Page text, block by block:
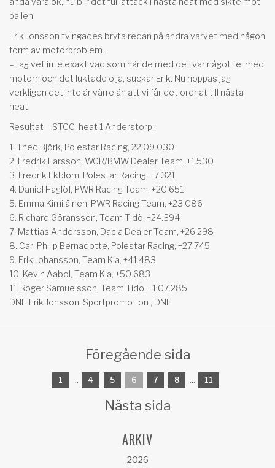
pallen.
Erik Jonsson tvingades bryta redan på andra varvet med någon
form av motorproblem.
– Jag vet inte exakt vad som hände med det var något fel med
motorn och det luktade olja, suckar Erik. Nu hoppas jag
verkligen det inte är värre än att vi får det ordnat till nästa
heat.
Resultat – STCC, heat 1 Anderstorp:
1. Thed Björk, Polestar Racing, 22:09.030
2. Fredrik Larsson, WCR/BMW Dealer Team, +1.530
3. Fredrik Ekblom, Polestar Racing, +7.321
4. Daniel Haglöf, PWR Racing Team, +20.651
5. Emma Kimiläinen, PWR Racing Team, +23.086
6. Richard Göransson, Team Tidö, +24.394
7. Mattias Andersson, Dacia Dealer Team, +26.298
8. Carl Philip Bernadotte, Polestar Racing, +27.745
9. Erik Johansson, Team Kia, +41.483
10. Kevin Aabol, Team Kia, +50.683
11. Roger Samuelsson, Team Tidö, +1:07.285
DNF. Erik Jonsson, Sportpromotion , DNF
Föregående sida
1 ... 4 5 6 7 8 ... 11
Nästa sida
ARKIV
2026